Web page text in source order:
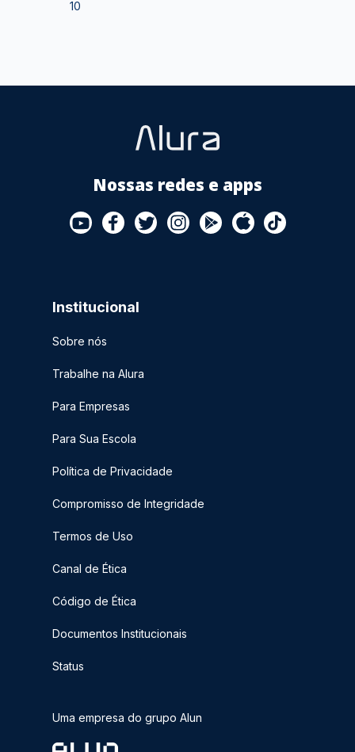
10
Nossas redes e apps
Institucional
Sobre nós
Trabalhe na Alura
Para Empresas
Para Sua Escola
Política de Privacidade
Compromisso de Integridade
Termos de Uso
Canal de Ética
Código de Ética
Documentos Institucionais
Status
Uma empresa do grupo Alun